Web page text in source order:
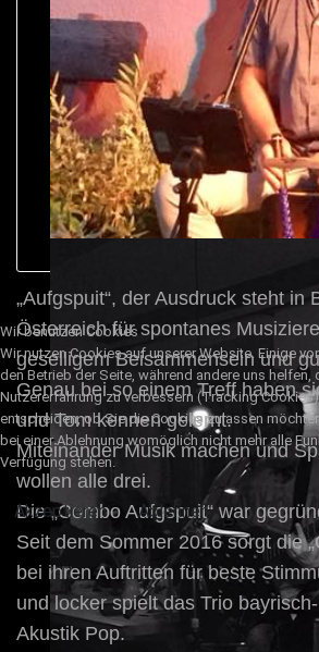
„Aufgspuit“, der Ausdruck steht in
Österreich für spontanes
geselligem Beisammensein und
Genau bei so einem Treff haben
und Tom kennen gelernt.
Miteinander Musik machen und
wollen alle drei.
Die „Combo Aufgspuit“ war
Seit dem Sommer 2016 sorgt die
bei ihren Auftritten für beste
und locker spielt das Trio
Akustik Pop.
Wir benutzen Cookies
Wir nutzen Cookies auf unserer Website. Einige
den Betrieb der Seite, während andere uns helfen,
Nutzererfahrung zu verbessern (Tracking
entscheiden, ob Sie die Cookies zulassen
bei einer Ablehnung womöglich nicht mehr alle
Verfügung stehen.
Akzeptieren Ablehnen